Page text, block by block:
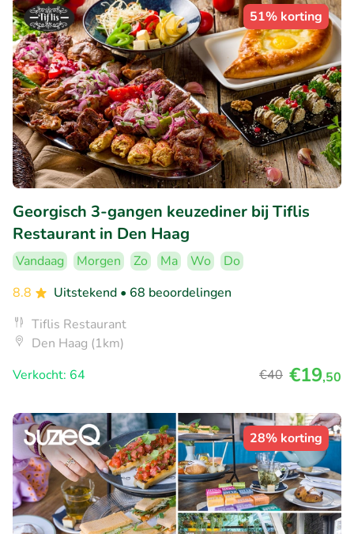
51% korting
Georgisch 3-gangen keuzediner bij Tiflis
Restaurant in Den Haag
Vandaag Morgen Zo Ma Wo
Do
8.8
Uitstekend • 68 beoordelingen
Tiflis Restaurant
Den Haag (1km)
Verkocht: 64
€40 €19,50
28% korting